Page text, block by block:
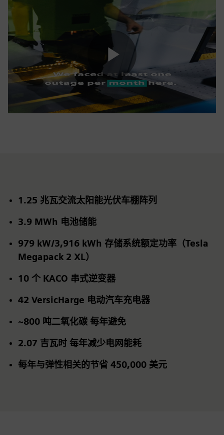
Play
1.25 兆瓦交流太阳能光伏车棚阵列
3.9 MWh 电池储能
979 kW/3,916 kWh 存储系统额定功率（Tesla
Megapack 2 XL）
10 个 KACO 串式逆变器
42 VersicHarge 电动汽车充电器
~800 吨二氧化碳 每年避免
2.07 吉瓦时 每年减少电网能耗
每年与弹性相关的节省 450,000 美元